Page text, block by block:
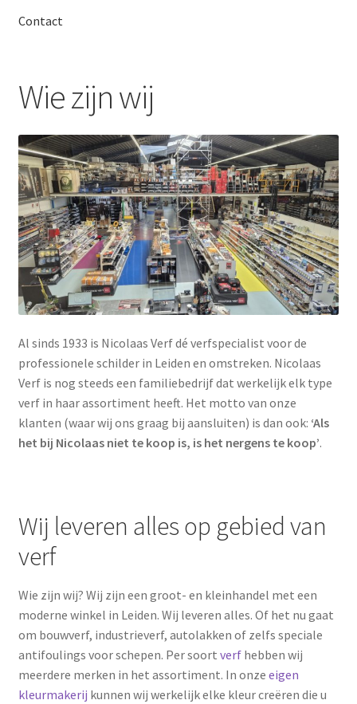
Contact
Wie zijn wij
Al sinds 1933 is Nicolaas Verf dé verfspecialist voor de
professionele schilder in Leiden en omstreken. Nicolaas
Verf is nog steeds een familiebedrijf dat werkelijk elk type
verf in haar assortiment heeft. Het motto van onze
klanten (waar wij ons graag bij aansluiten) is dan ook: ‘Als
het bij Nicolaas niet te koop is, is het nergens te koop’.
Wij leveren alles op gebied van
verf
Wie zijn wij? Wij zijn een groot- en kleinhandel met een
moderne winkel in Leiden. Wij leveren alles. Of het nu gaat
om bouwverf, industrieverf, autolakken of zelfs speciale
antifoulings voor schepen. Per soort verfhebben wij
meerdere merken in het assortiment. In onze eigen
kleurmakerij kunnen wij werkelijk elke kleur creëren die u